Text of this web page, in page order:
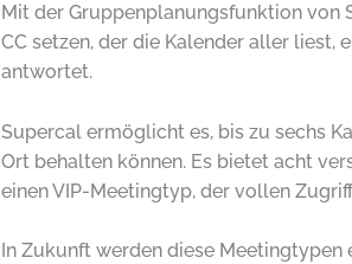
Mit der Gruppenplanungsfunktion von
CC setzen, der die Kalender aller liest,
antwortet.
Supercal ermöglicht es, bis zu sechs
Ort behalten können. Es bietet acht
einen VIP-Meetingtyp, der vollen
In Zukunft werden diese